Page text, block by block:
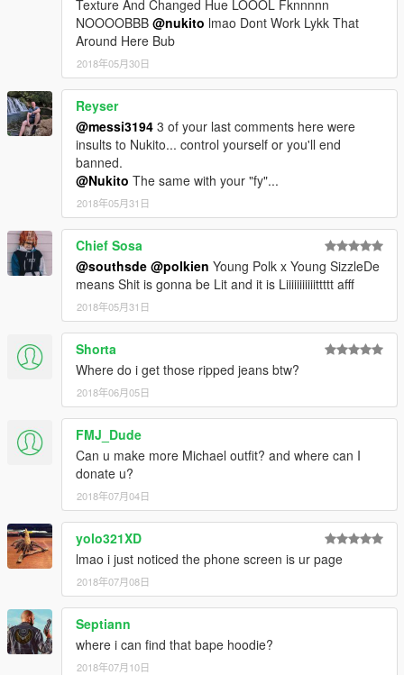
Texture And Changed Hue LOOOL Fknnnnn
NOOOOBBB @nukito lmao Dont Work Lykk That
Around Here Bub
2018年05月30日
Reyser
@messi3194 3 of your last comments here were
insults to Nukito... control yourself or you'll end
banned.
@Nukito The same with your "fy"...
2018年05月31日
Chief Sosa
@southsde @polkien Young Polk x Young SizzleDe
means Shit is gonna be Lit and it is Liiiiiiiiiiittttt afff
2018年05月31日
Shorta
Where do i get those ripped jeans btw?
2018年06月05日
FMJ_Dude
Can u make more Michael outfit? and where can I
donate u?
2018年07月04日
yolo321XD
lmao i just noticed the phone screen is ur page
2018年07月08日
Septiann
where i can find that bape hoodie?
2018年07月10日